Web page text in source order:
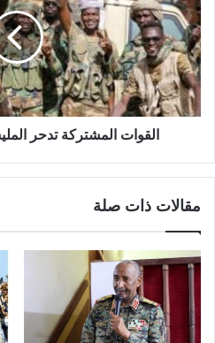
المليشيا
وتتقدم
نحو
الجنينة
القوات المشتركة تدحر
مقالات ذات صلة